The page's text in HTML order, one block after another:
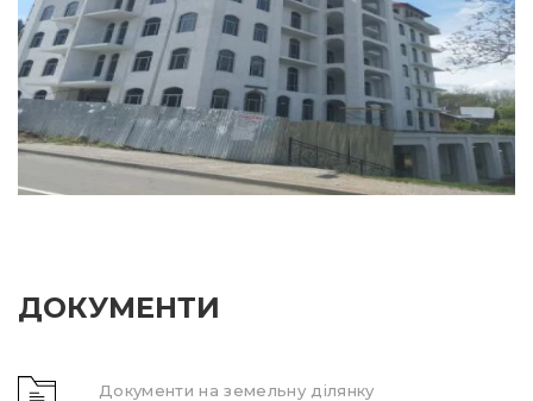
ДОКУМЕНТИ
Документи на земельну ділянку